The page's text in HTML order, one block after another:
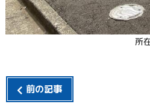
所
前の記事